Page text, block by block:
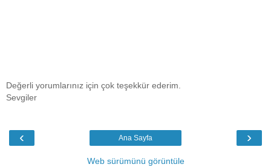
Değerli yorumlarınız için çok teşekkür ederim.
Sevgiler
‹ ›
Ana Sayfa
Web sürümünü görüntüle